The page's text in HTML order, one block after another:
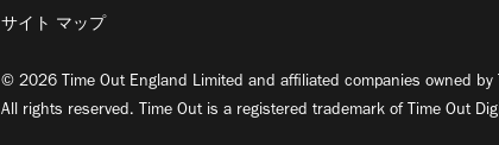
サイト マップ
© 2026 Time Out England Limited and affiliated companies owned by
All rights reserved. Time Out is a registered trademark of Time Out